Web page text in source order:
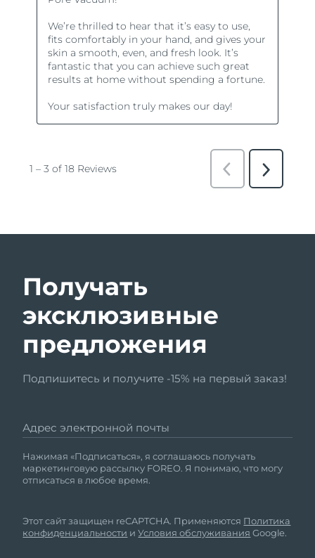
Получать
эксклюзивные
предложения
Подпишитесь и получите -15% на первый заказ!
Адрес электронной почты
Нажимая «Подписаться», я соглашаюсь получать
маркетинговую рассылку FOREO. Я понимаю, что могу
отписаться в любое время.
Этот сайт защищен reCAPTCHA. Применяются Политика
конфиденциальности иУсловия обслуживания Google.